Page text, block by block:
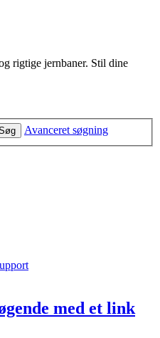
rigtige jernbaner. Stil dine
Avanceret søgning
med et link